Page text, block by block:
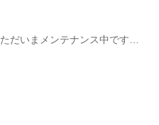
ただいまメンテナンス中です…